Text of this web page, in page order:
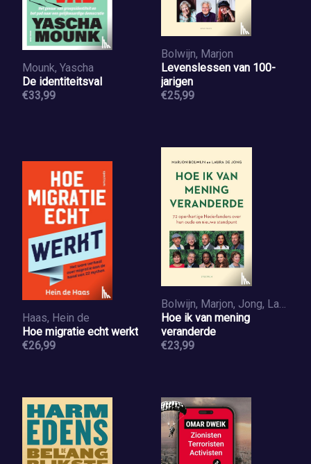
Mounk, Yascha
De identiteitsval
€33,99
Bolwijn, Marjon
Levenslessen van 100-
jarigen
€25,99
Haas, Hein de
Hoe migratie echt werkt
€26,99
Bolwijn, Marjon, Jong, Laura de
Hoe ik van mening
veranderde
€23,99